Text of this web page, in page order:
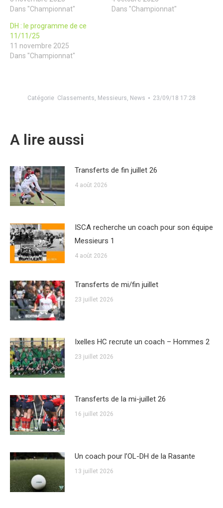
Dans "Championnat"
Dans "Championnat"
DH : le programme de ce
11/11/25
11 novembre 2025
Dans "Championnat"
Catégorie Classements Messieurs News 23/09/18 17:28
A lire aussi
Transferts de fin juillet 26
4 août 2026
ISCA recherche un coach pour son équipe
Messieurs 1
4 août 2026
Transferts de mi/fin juillet
23 juillet 2026
Ixelles HC recrute un coach – Hommes 2
23 juillet 2026
Transferts de la mi-juillet 26
16 juillet 2026
Un coach pour l’OL-DH de la Rasante
13 juillet 2026